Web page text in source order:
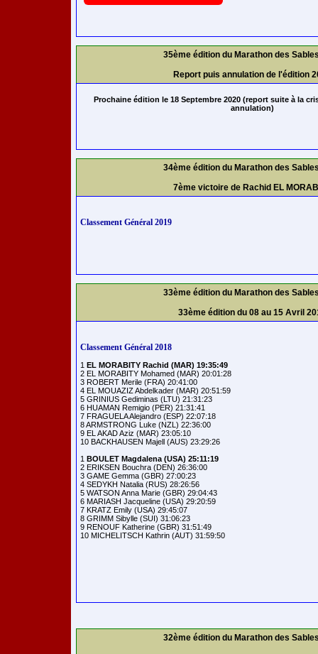
35ème édition du Marathon des
Report puis annulation de l'édition
Prochaine édition le 18 Septembre 2020 (report suite à la
annulation)
34ème édition du Marathon des
7ème victoire de Rachid EL
Classement Général 2019
33ème édition du Marathon des
33ème édition du 08 au 15 Avril
Classement Général 2018
1 EL MORABITY Rachid (MAR) 19:35:49
2 EL MORABITY Mohamed (MAR) 20:01:28
3 ROBERT Merile (FRA) 20:41:00
4 EL MOUAZIZ Abdelkader (MAR) 20:51:59
5 GRINIUS Gediminas (LTU) 21:31:23
6 HUAMAN Remigio (PER) 21:31:41
7 FRAGUELA Alejandro (ESP) 22:07:18
8 ARMSTRONG Luke (NZL) 22:36:00
9 EL AKAD Aziz (MAR) 23:05:10
10 BACKHAUSEN Majell (AUS) 23:29:26
1 BOULET Magdalena (USA) 25:11:19
2 ERIKSEN Bouchra (DEN) 26:36:00
3 GAME Gemma (GBR) 27:00:23
4 SEDYKH Natalia (RUS) 28:26:56
5 WATSON Anna Marie (GBR) 29:04:43
6 MARIASH Jacqueline (USA) 29:20:59
7 KRATZ Emily (USA) 29:45:07
8 GRIMM Sibylle (SUI) 31:06:23
9 RENOUF Katherine (GBR) 31:51:49
32ème édition du Marathon des